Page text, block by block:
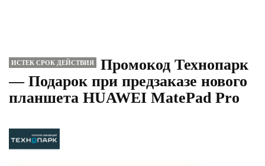
ИСТЕК СРОК ДЕЙСТВИЯ
Промокод Технопарк
— Подарок при предзаказе нового
планшета HUAWEI MatePad Pro